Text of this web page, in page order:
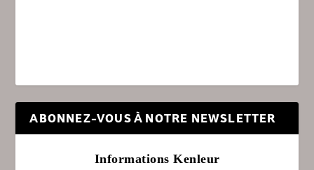
ABONNEZ-VOUS À NOTRE NEWSLETTER
Informations Kenleur